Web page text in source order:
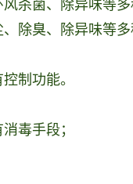
杀菌、除异味等
除臭、除异味等多
制功能。
毒手段；